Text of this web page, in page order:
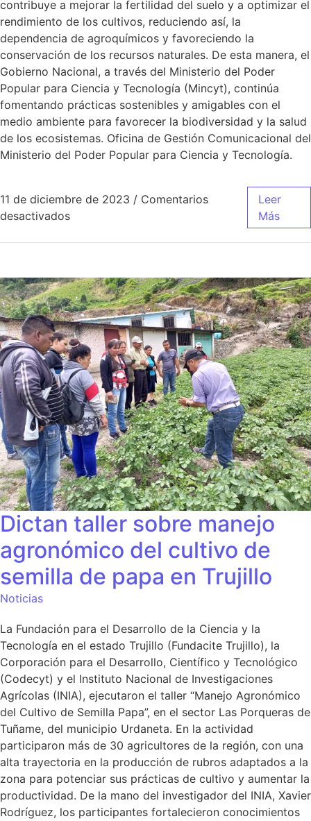
contribuye a mejorar la fertilidad del suelo y a optimizar el
rendimiento de los cultivos, reduciendo así, la
dependencia de agroquímicos y favoreciendo la
conservación de los recursos naturales. De esta manera, el
Gobierno Nacional, a través del Ministerio del Poder
Popular para Ciencia y Tecnología (Mincyt), continúa
fomentando prácticas sostenibles y amigables con el
medio ambiente para favorecer la biodiversidad y la salud
de los ecosistemas. Oficina de Gestión Comunicacional del
Ministerio del Poder Popular para Ciencia y Tecnología.
11 de diciembre de 2023 / Comentarios
desactivados
Leer
Más
Dictan taller sobre manejo
agronómico del cultivo de
semilla de papa en Trujillo
Noticias
La Fundación para el Desarrollo de la Ciencia y la
Tecnología en el estado Trujillo (Fundacite Trujillo), la
Corporación para el Desarrollo, Científico y Tecnológico
(Codecyt) y el Instituto Nacional de Investigaciones
Agrícolas (INIA), ejecutaron el taller “Manejo Agronómico
del Cultivo de Semilla Papa”, en el sector Las Porqueras de
Tuñame, del municipio Urdaneta. En la actividad
participaron más de 30 agricultores de la región, con una
alta trayectoria en la producción de rubros adaptados a la
zona para potenciar sus prácticas de cultivo y aumentar la
productividad. De la mano del investigador del INIA, Xavier
Rodríguez, los participantes fortalecieron conocimientos